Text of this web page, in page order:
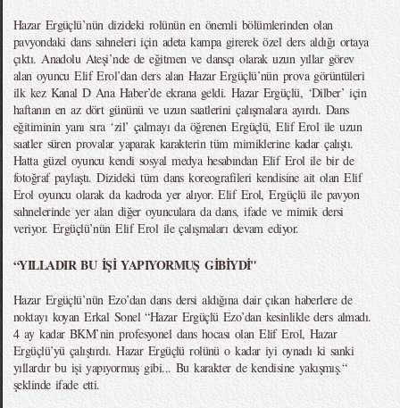
Hazar Ergüçlü’nün dizideki rolünün en önemli bölümlerinden olan
pavyondaki dans sahneleri için adeta kampa girerek özel ders aldığı ortaya
çıktı. Anadolu Ateşi’nde de eğitmen ve dansçı olarak uzun yıllar görev
alan oyuncu Elif Erol’dan ders alan Hazar Ergüçlü’nün prova görüntüleri
ilk kez Kanal D Ana Haber’de ekrana geldi. Hazar Ergüçlü, ‘Dilber’ için
haftanın en az dört gününü ve uzun saatlerini çalışmalara ayırdı. Dans
eğitiminin yanı sıra ‘zil’ çalmayı da öğrenen Ergüçlü, Elif Erol ile uzun
saatler süren provalar yaparak karakterin tüm mimiklerine kadar çalıştı.
Hatta güzel oyuncu kendi sosyal medya hesabından Elif Erol ile bir de
fotoğraf paylaştı. Dizideki tüm dans koreografileri kendisine ait olan Elif
Erol oyuncu olarak da kadroda yer alıyor. Elif Erol, Ergüçlü ile pavyon
sahnelerinde yer alan diğer oyunculara da dans, ifade ve mimik dersi
veriyor. Ergüçlü’nün Elif Erol ile çalışmaları devam ediyor.
“YILLADIR BU İŞİ YAPIYORMUŞ GİBİYDİ"
Hazar Ergüçlü’nün Ezo’dan dans dersi aldığına dair çıkan haberlere de
noktayı koyan Erkal Sonel “Hazar Ergüçlü Ezo’dan kesinlikle ders almadı.
4 ay kadar BKM’nin profesyonel dans hocası olan Elif Erol, Hazar
Ergüçlü’yü çalıştırdı. Hazar Ergüçlü rolünü o kadar iyi oynadı ki sanki
yıllardır bu işi yapıyormuş gibi... Bu karakter de kendisine yakışmış.“
şeklinde ifade etti.